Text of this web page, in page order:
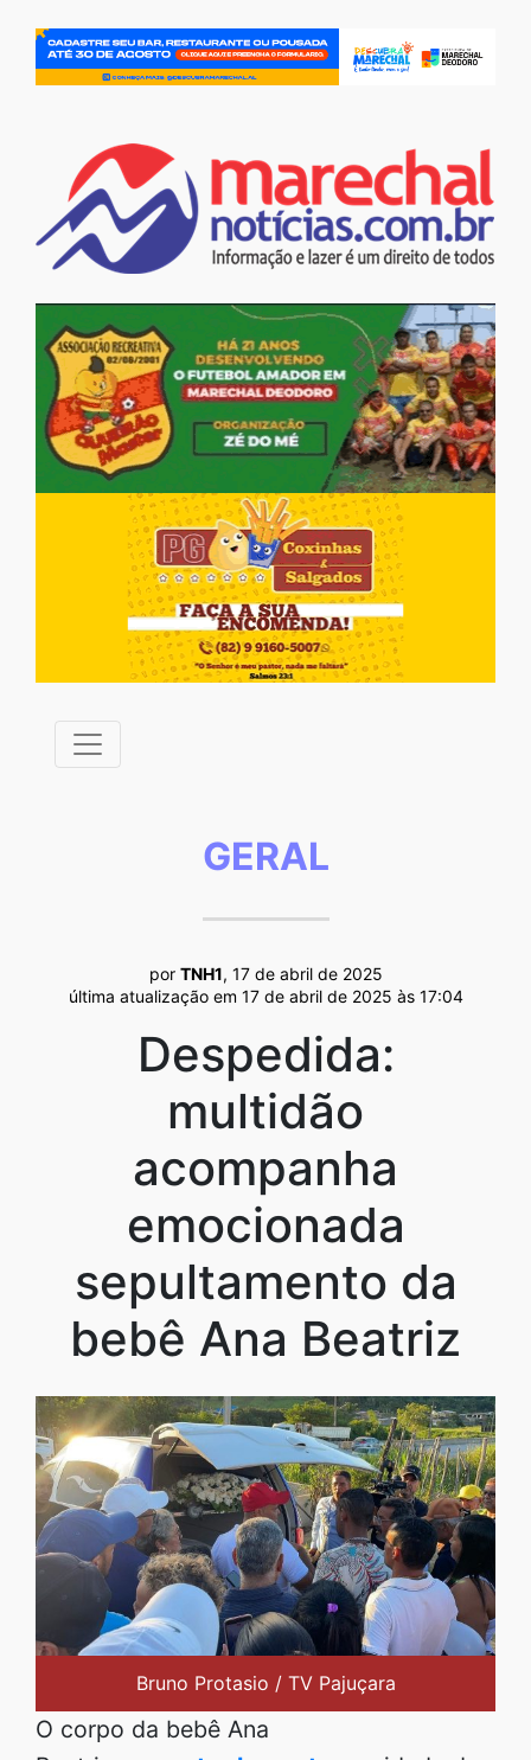
GERAL
por TNH1, 17 de abril de 2025
última atualização em 17 de abril de 2025 às 17:04
Despedida:
multidão
acompanha
emocionada
sepultamento da
bebê Ana Beatriz
Bruno Protasio / TV Pajuçara
O corpo da bebê Ana